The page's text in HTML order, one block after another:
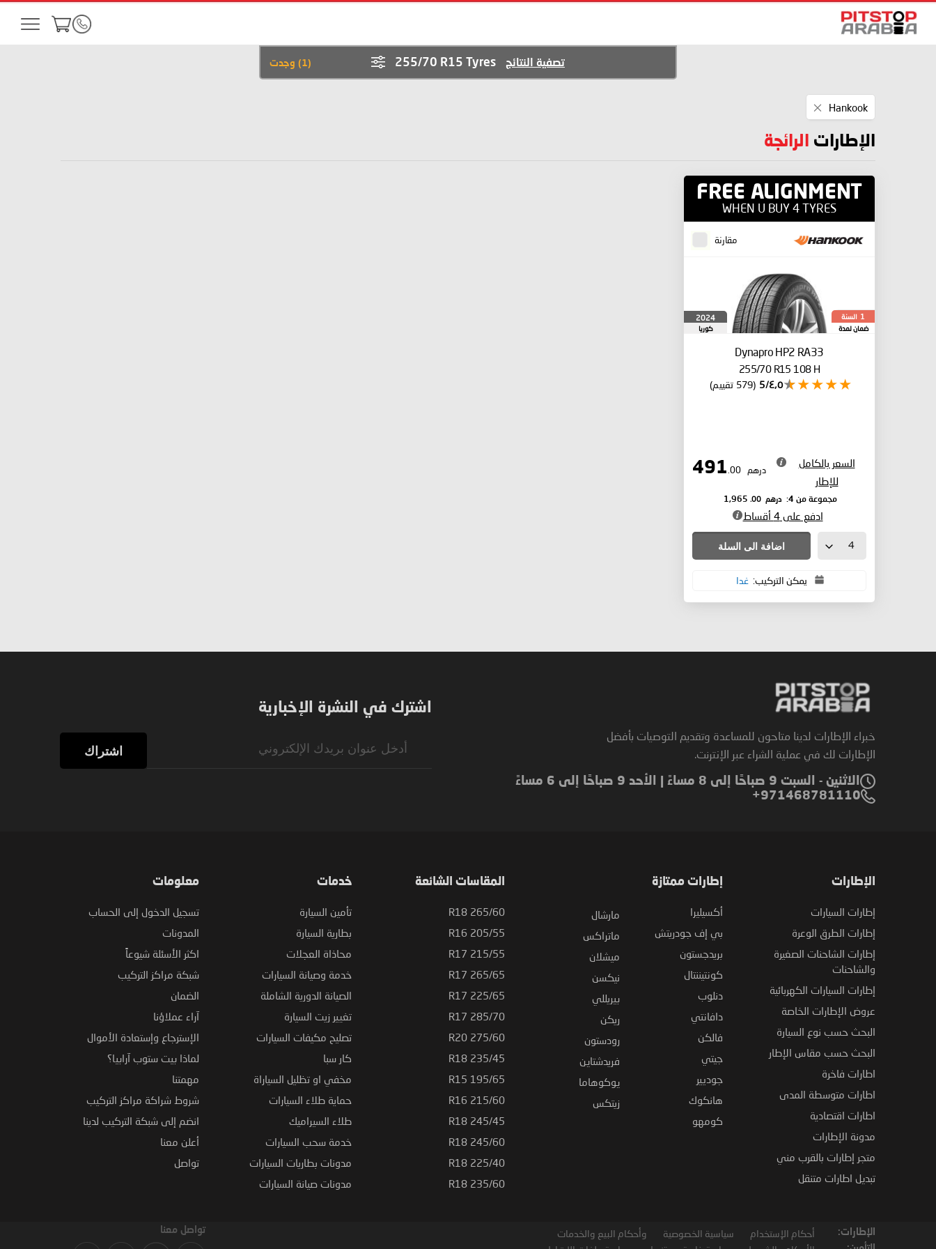
(
1
) وجدت تصفية النتائج 255/70 R15 Tyres
Hankook
This
الإطارات الرائجة
FREE ALIGNMENT
WHEN U BUY 4 TYRES
مقارنة
1 السنة
ضمان لمدة
2024
كوريا
Dynapro HP2 RA33
255/70 R15 108 H
٤٫٥/5 (579 تقييم)
السعر بالكامل
للإطار
درهم .00
مجموعة من 4: درهم .00
ادفع على 4 أقساط
اضافة الى السلة
يمكن التركيب: غدا
خبراء الإطارات لدينا متاحون للمساعدة وتقديم التوصيات بأفضل
الإطارات لك في عملية الشراء عبر الإنترنت.
الاثنين - السبت 9 صباحًا إلى 8 مساءً | الأحد 9 صباحًا إلى 6 مساءً
971468781110+
اشترك في النشرة الإخبارية
اشتراك
الإطارات
إطارات السيارات
إطارات الطرق الوعرة
إطارات الشاحنات الصغيرة
والشاحنات
إطارات السيارات الكهربائية
عروض الإطارات الخاصة
البحث حسب نوع السيارة
البحث حسب مقاس الإطار
اطارات فاخرة
اطارات متوسطة المدى
اطارات اقتصادية
مدونة الإطارات
متجر إطارات بالقرب مني
تبديل اطارات متنقل
إطارات ممتازة
أكسيليرا
بي إف جودريتش
بريدجستون
كونتيننتال
دنلوب
دافانتي
فالكن
جيتي
جوديير
هانكوك
كومهو
مارشال
ماتراكس
ميشلان
نيكسن
بيريللي
ريكن
رودستون
فريدشتاين
يوكوهاما
زيتكس
المقاسات الشائعة
265/60 R18
205/55 R16
215/55 R17
265/65 R17
225/65 R17
285/70 R17
275/60 R20
235/45 R18
195/65 R15
215/60 R16
245/45 R18
245/60 R18
225/40 R18
235/60 R18
خدمات
تأمين السيارة
بطارية السيارة
محاذاة العجلات
خدمة وصيانة السيارات
الصيانة الدورية الشاملة
تغيير زيت السيارة
تصليح مكيفات السيارات
كار سبا
مخفي او تظليل السياراة
حماية طلاء السيارات
طلاء السيراميك
خدمة سحب السيارات
مدونات بطاريات السيارات
مدونات صيانة السيارات
معلومات
تسجيل الدخول إلى الحساب
المدونات
اكثر الأسئلة شيوعاً
شبكة مراكز التركيب
الضمان
آراء عملاؤنا
الإسترجاع وإستعادة الأموال
لماذا بيت ستوب آرابيا؟
مهمتنا
شروط شراكة مراكز التركيب
انضم إلى شبكة التركيب لدينا
أعلن معنا
تواصل
الإطارات: أحكام الإستخدام سياسية الخصوصية وأحكام البيع والخدمات تواصل معنا